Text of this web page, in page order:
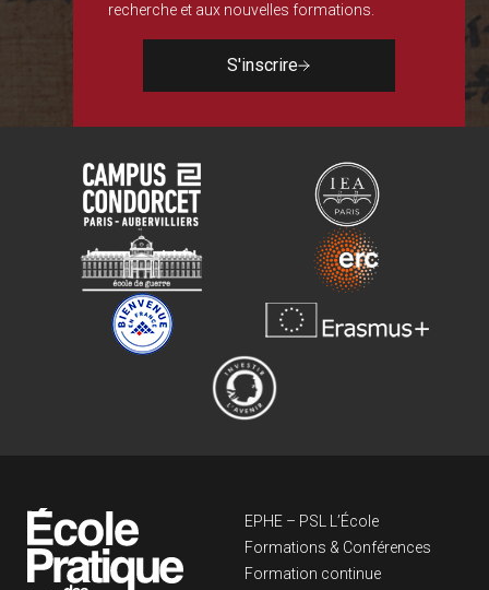
recherche et aux nouvelles formations.
S'inscrire
Navigation
EPHE – PSL L’École
Formations & Conférences
Formation continue